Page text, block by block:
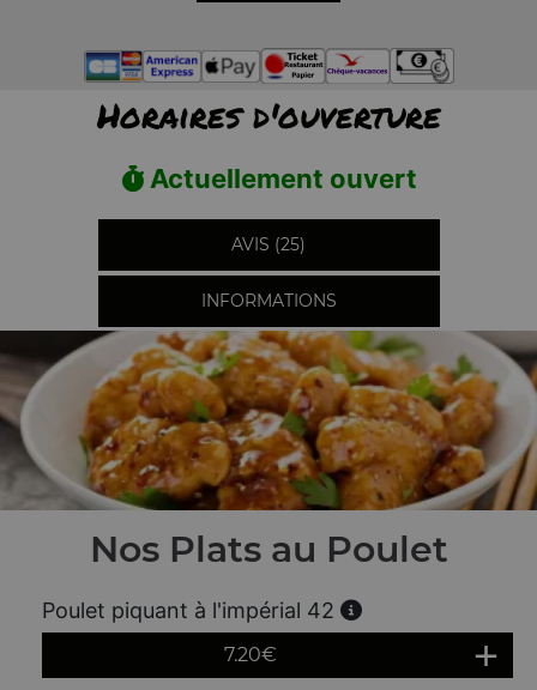
Horaires d'ouverture
Actuellement ouvert
AVIS (25)
INFORMATIONS
Nos Plats au Poulet
Poulet piquant à l'impérial 42
7.20€